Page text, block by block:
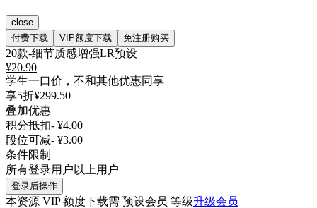
close
付费下载
VIP额度下载 免注册购买
20款-细节质感增强LR预设
¥20.90
学生一口价，不和其他优惠同享
享5折¥299.50
叠加优惠
积分抵扣- ¥4.00
段位可减- ¥3.00
条件限制
所有登录用户以上用户
登录后操作
本资源 VIP 额度下载需 预设会员 等级升级会员